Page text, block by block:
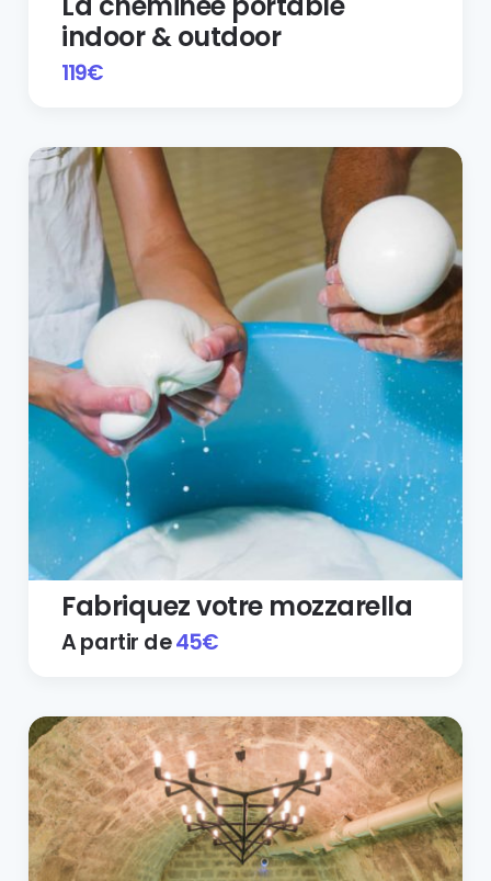
indoor & outdoor
119€
Fabriquez votre mozzarella
A partir de45€